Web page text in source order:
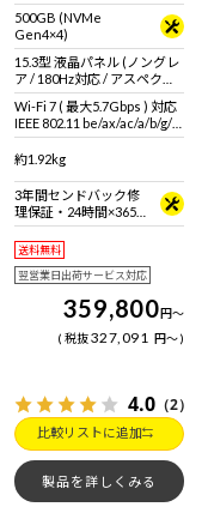
500GB (NVMe
Gen4×4)
15.3型 液晶パネル (ノングレ
ア / 180Hz対応 / アスペクト
比16:10)
Wi-Fi 7 ( 最大5.7Gbps ) 対応
IEEE 802.11 be/ax/ac/a/b/g/n
準拠 ＋ Bluetooth 5内蔵
約1.92kg
3年間センドバック修
理保証・24時間×365
日電話サポート
送料無料
翌営業日出荷サービス対応
359,800円～
税抜327,091 円～
4.0 （2）
比較リストに追加
製品を詳しくみる